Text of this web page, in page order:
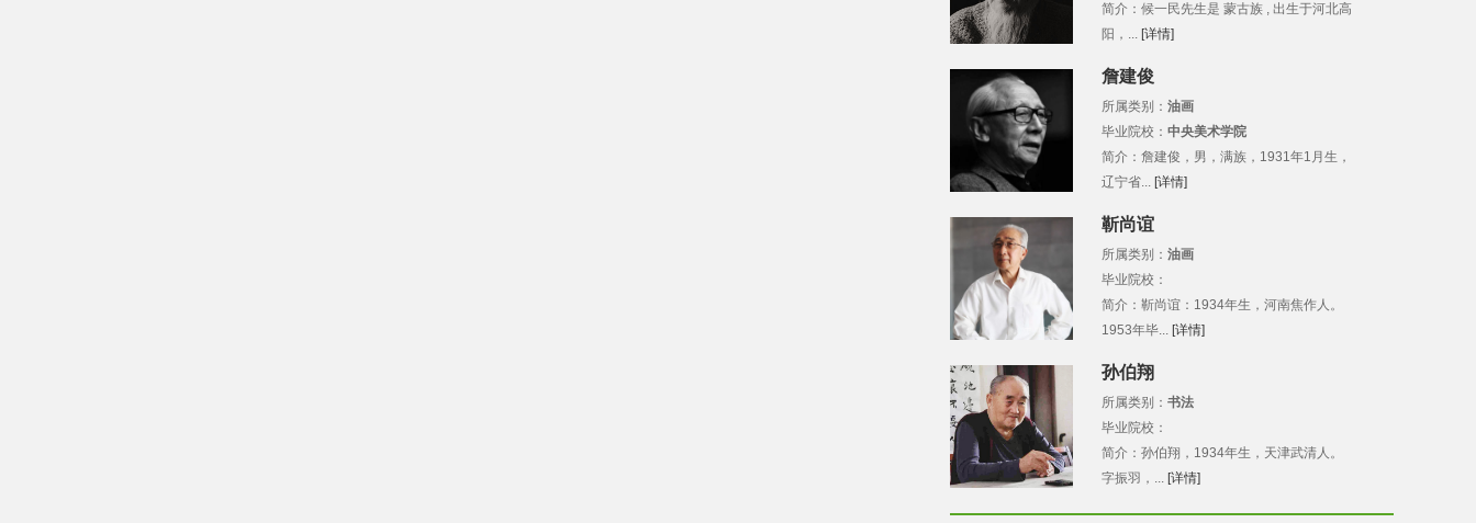
简介：候一民先生是 蒙古族 , 出生于河北高
阳，... [详情]
詹建俊
所属类别： 油画
毕业院校： 中央美术学院
简介：詹建俊，男，满族，1931年1月生，
辽宁省... [详情]
靳尚谊
所属类别： 油画
毕业院校：
简介：靳尚谊：1934年生，河南焦作人。
1953年毕... [详情]
孙伯翔
所属类别： 书法
毕业院校：
简介：孙伯翔，1934年生，天津武清人。
字振羽，... [详情]